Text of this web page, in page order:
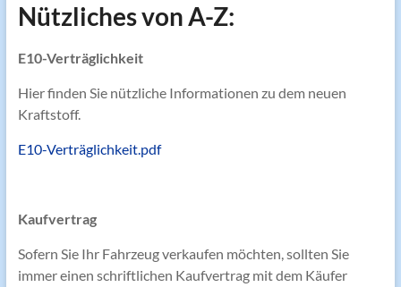
Nützliches von A-Z:
E10-Verträglichkeit
Hier finden Sie nützliche Informationen zu dem neuen
Kraftstoff.
E10-Verträglichkeit.pdf
Kaufvertrag
Sofern Sie Ihr Fahrzeug verkaufen möchten, sollten Sie
immer einen schriftlichen Kaufvertrag mit dem Käufer